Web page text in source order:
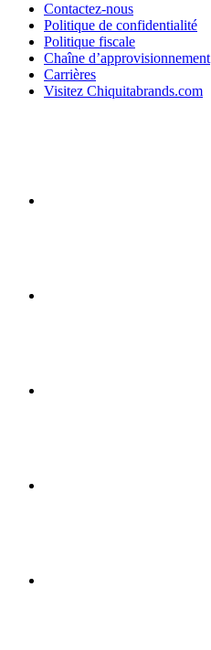
Contactez-nous
Politique de confidentialité
Politique fiscale
Chaîne d’approvisionnement
Carrières
Visitez Chiquitabrands.com